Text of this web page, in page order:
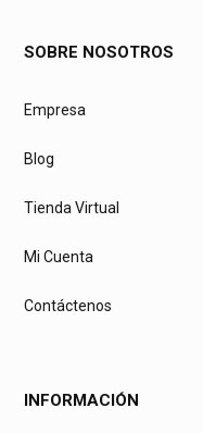
SOBRE NOSOTROS
Empresa
Blog
Tienda Virtual
Mi Cuenta
Contáctenos
INFORMACIÓN